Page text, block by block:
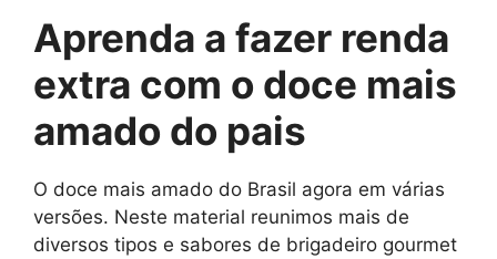
Aprenda a fazer renda
extra com o doce mais
amado do pais
O doce mais amado do Brasil agora em várias
versões. Neste material reunimos mais de
diversos tipos e sabores de brigadeiro gourmet